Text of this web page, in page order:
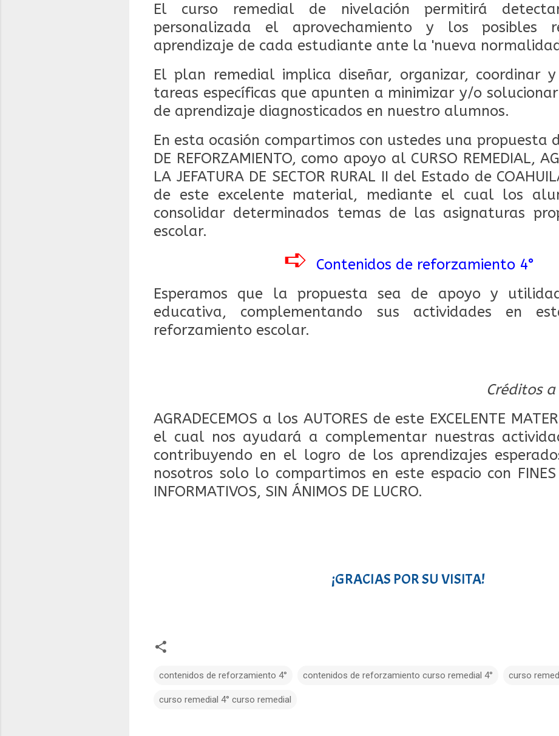
El curso remedial de nivelación permitirá
personalizada el aprovechamiento y los posibles
aprendizaje de cada estudiante ante la 'nueva
El plan remedial implica diseñar, organizar, coordinar
tareas específicas que apunten a minimizar y/o
de aprendizaje diagnosticados en nuestro alumnos.
En esta ocasión compartimos con ustedes una propuesta
DE REFORZAMIENTO, como apoyo al CURSO REMEDIAL,
LA JEFATURA DE SECTOR RURAL II del Estado de
de este excelente material, mediante el cual los
consolidar determinados temas de las asignaturas
escolar.
➪
Contenidos de reforzamiento 4°
Esperamos que la propuesta sea de apoyo y
educativa, complementando sus actividades en
reforzamiento escolar.
Créditos
AGRADECEMOS a los AUTORES de este EXCELENTE
el cual nos ayudará a complementar nuestras
contribuyendo en el logro de los aprendizajes
nosotros solo lo compartimos en este espacio con FINES
INFORMATIVOS, SIN ÁNIMOS DE LUCRO.
¡GRACIAS POR SU VISITA!
contenidos de reforzamiento 4° contenidos de reforzamiento curso remedial 4° curso
curso remedial 4° curso remedial